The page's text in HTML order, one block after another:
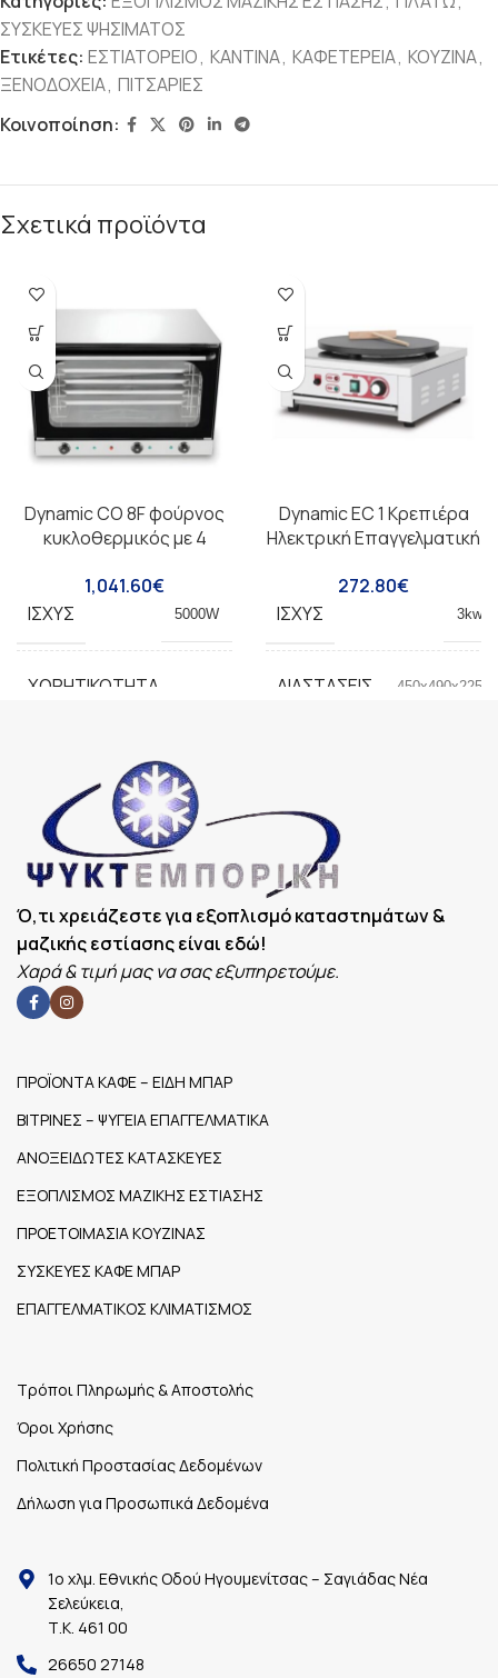
ΣΥΣΚΕΥΕΣ ΨΗΣΙΜΑΤΟΣ
Ετικέτες: ΕΣΤΙΑΤΟΡΕΙΟ, ΚΑΝΤΙΝΑ, ΚΑΦΕΤΕΡΕΙΑ, ΚΟΥΖΙΝΑ,
ΞΕΝΟΔΟΧΕΙΑ, ΠΙΤΣΑΡΙΕΣ
Κοινοποίηση:
Σχετικά προϊόντα
Dynamic CO 8F φούρνος
κυκλοθερμικός με 4
1,041.60€
ΙΣΧΎΣ
5000W
ΧΩΡΗΤΙΚΌΤΗΤΑ
Dynamic EC 1 Κρεπιέρα
Ηλεκτρική Επαγγελματική
272.80€
ΙΣΧΎΣ
3kw
ΔΙΑΣΤΆΣΕΙΣ 450x490x225
Ό,τι χρειάζεστε για εξοπλισμό καταστημάτων &
μαζικής εστίασης είναι εδώ!
Χαρά & τιμή μας να σας εξυπηρετούμε.
ΠΡΟΪΟΝΤΑ ΚΑΦΕ – ΕΙΔΗ ΜΠΑΡ
ΒΙΤΡΙΝΕΣ – ΨΥΓΕΙΑ ΕΠΑΓΓΕΛΜΑΤΙΚΑ
ΑΝΟΞΕΙΔΩΤΕΣ ΚΑΤΑΣΚΕΥΕΣ
ΕΞΟΠΛΙΣΜΟΣ ΜΑΖΙΚΗΣ ΕΣΤΙΑΣΗΣ
ΠΡΟΕΤΟΙΜΑΣΙΑ ΚΟΥΖΙΝΑΣ
ΣΥΣΚΕΥΕΣ ΚΑΦΕ ΜΠΑΡ
ΕΠΑΓΓΕΛΜΑΤΙΚΟΣ ΚΛΙΜΑΤΙΣΜΟΣ
Τρόποι Πληρωμής & Αποστολής
Όροι Χρήσης
Πολιτική Προστασίας Δεδομένων
Δήλωση για Προσωπικά Δεδομένα
1ο χλμ. Εθνικής Οδού Ηγουμενίτσας – Σαγιάδας Νέα
Σελεύκεια,
Τ.Κ. 461 00
26650 27148